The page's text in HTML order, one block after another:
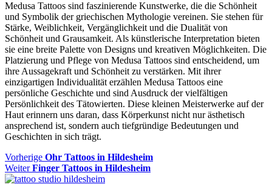
Medusa Tattoos sind faszinierende Kunstwerke, die die Schönheit
und Symbolik der griechischen Mythologie vereinen. Sie stehen für
Stärke, Weiblichkeit, Vergänglichkeit und die Dualität von
Schönheit und Grausamkeit. Als künstlerische Interpretation bieten
sie eine breite Palette von Designs und kreativen Möglichkeiten. Die
Platzierung und Pflege von Medusa Tattoos sind entscheidend, um
ihre Aussagekraft und Schönheit zu verstärken. Mit ihrer
einzigartigen Individualität erzählen Medusa Tattoos eine
persönliche Geschichte und sind Ausdruck der vielfältigen
Persönlichkeit des Tätowierten. Diese kleinen Meisterwerke auf der
Haut erinnern uns daran, dass Körperkunst nicht nur ästhetisch
ansprechend ist, sondern auch tiefgründige Bedeutungen und
Geschichten in sich trägt.
Beitragsnavigation
Vorherige Vorheriger
Beitrag
Ohr Tattoos in Hildesheim
Weiter Nächster
Beitrag:
Finger Tattoos in Hildesheim